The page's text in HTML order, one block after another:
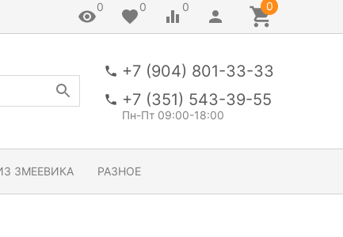
0 0 0 0
+7 (904) 801-33-33
+7 (351) 543-39-55
Пн-Пт 09:00-18:00
ЗМЕЕВИКА РАЗНОЕ